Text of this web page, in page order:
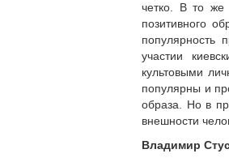
четко. В то же
позитивного
популярность
участии
культовыми
популярны и
образа. Но в
внешности
Владимир